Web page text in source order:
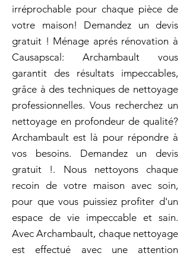
irréprochable pour chaque pièce de
votre maison! Demandez un devis
gratuit ! Ménage aprés rénovation à
Causapscal: Archambault vous
garantit des résultats impeccables,
grâce à des techniques de nettoyage
professionnelles. Vous recherchez un
nettoyage en profondeur de qualité?
Archambault est là pour répondre à
vos besoins. Demandez un devis
gratuit !. Nous nettoyons chaque
recoin de votre maison avec soin,
pour que vous puissiez profiter d'un
espace de vie impeccable et sain.
Avec Archambault, chaque nettoyage
est effectué avec une attention